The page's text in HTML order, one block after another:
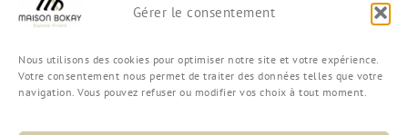
Gérer le consentement
Nous utilisons des cookies pour optimiser notre site et votre expérience.
Votre consentement nous permet de traiter des données telles que votre
navigation. Vous pouvez refuser ou modifier vos choix à tout moment.
Accueil
Maison Bokay
Contact
Boutique
Mon compte